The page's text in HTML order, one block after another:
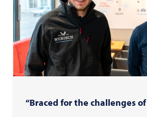
“Braced for the challenges